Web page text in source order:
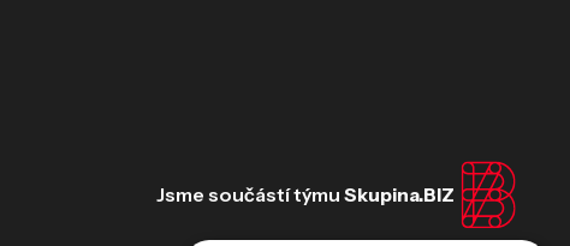
Jsme součástí týmu Skupina.BIZ